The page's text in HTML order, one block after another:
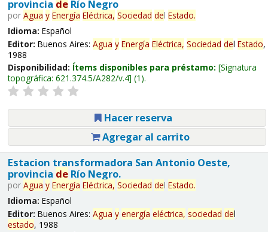
provincia deRío Negro
por Agua y Energía Eléctrica, Sociedad del Estado.
Idioma: Español
Editor: Buenos Aires: Agua y Energía Eléctrica, Sociedad del Estado,
1988
Disponibilidad: Ítems disponibles para préstamo: Signatura
topográfica: 621.374.5/A282/v.4 (1).
Hacer reserva
Agregar al carrito
Estacion transformadora San Antonio Oeste,
provincia deRío Negro.
por Agua y Energía Eléctrica, Sociedad del Estado.
Idioma: Español
Editor: Buenos Aires: Agua y energía eléctrica, sociedad del
estado, 1988